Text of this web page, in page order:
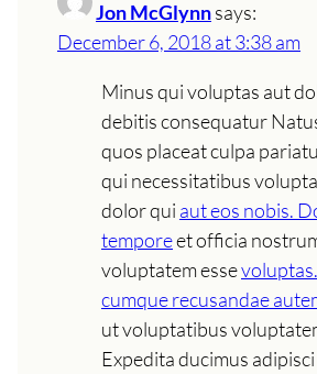
Jon McGlynnsays:
December 6, 2018 at 3:38 am
Minus qui voluptas aut
debitis consequatur
quos placeat culpa
qui necessitatibus
dolor qui aut eos nobis.
temporeet officia
voluptatem esse
cumque recusandae
ut voluptatibus
Expedita ducimus